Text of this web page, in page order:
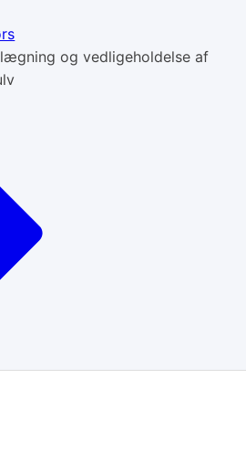
og vedligeholdelse af